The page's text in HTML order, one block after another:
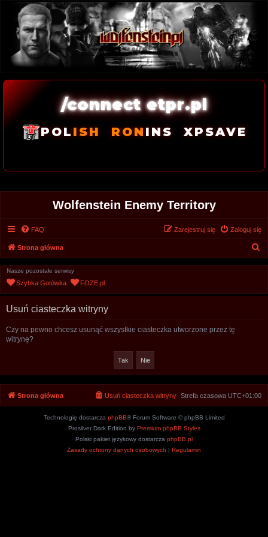
/connect etpr.pl
POL ISH RONINS XPSAVE
Wolfenstein Enemy Territory
FAQ Zaloguj się
Zarejestruj się
Strona główna
Nasze pozostałe serwisy
Szybka Gotówka FOZE.pl
Usuń ciasteczka witryny
Czy na pewno chcesz usunąć wszystkie ciasteczka utworzone przez tę
witrynę?
Strona główna Strefa czasowa UTC+01:00
Usuń ciasteczka witryny
Technologię dostarcza phpBB® Forum Software © phpBB Limited
Prosilver Dark Edition by Premium phpBB Styles
Polski pakiet językowy dostarcza phpBB.pl
Zasady ochrony danych osobowych | Regulamin